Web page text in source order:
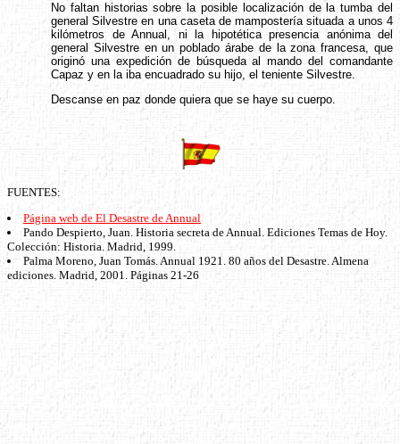
No faltan historias sobre la posible localización de la tumba del
general Silvestre en una caseta de mampostería situada a unos 4
kilómetros de Annual, ni la hipotética presencia anónima del
general Silvestre en un poblado árabe de la zona francesa, que
originó una expedición de búsqueda al mando del comandante
Capaz y en la iba encuadrado su hijo, el teniente Silvestre.
Descanse en paz donde quiera que se haye su cuerpo.
FUENTES:
Página web de El Desastre de Annual
Pando Despierto, Juan. Historia secreta de Annual. Ediciones Temas de Hoy.
Colección: Historia. Madrid, 1999.
Palma Moreno, Juan Tomás. Annual 1921. 80 años del Desastre. Almena
ediciones. Madrid, 2001. Páginas 21-26